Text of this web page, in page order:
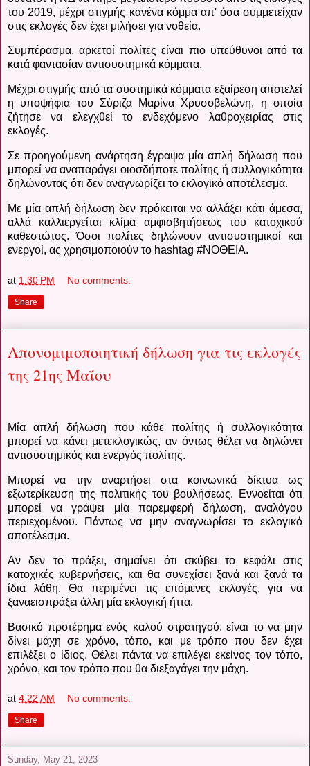
του 2019, μέχρι στιγμής κανένα κόμμα απ' όσα συμμετείχαν
στις εκλογές δεν έχει μιλήσει για νοθεία.
Συμπέρασμα, αρκετοί πολίτες είναι πιο υπεύθυνοι από τα
κατά φαντασίαν αντισυστημικά κόμματα.
Μέχρι στιγμής από τα συστημικά κόμματα εξαίρεση αποτελεί
η υποψήφια του Σύριζα Μαρίνα Χρυσοβελώνη, η οποία
ζήτησε να ελεγχθεί το ενδεχόμενο λαθροχειρίας στις
εκλογές.
Σε προηγούμενη ανάρτηση έγραψα μία απλή δήλωση που
μπορεί να αναπαράγει οιοσδήποτε πολίτης ή συλλογικότητα
δηλώνοντας ότι δεν αναγνωρίζει το εκλογικό αποτέλεσμα.
Με μία απλή δήλωση δεν πρόκειται να αλλάξει κάτι άμεσα,
αλλά καλλιεργείται κλίμα αμφισβητήσεως του κατοχικού
καθεστώτος. Όσοι πολίτες δηλώνουν αντισυστημικοί και
ενεργοί, ας χρησιμοποιούν το hashtag #ΝΟΘΕΙΑ.
at 1:30 PM No comments:
Share
Απονομιμοποιητική δήλωση για τις εκλογές
της 21ης Μαΐου
Μία απλή δήλωση που κάθε πολίτης ή συλλογικότητα
μπορεί να κάνει μετεκλογικώς, αν όντως θέλει να δηλώνει
αντισυστημικός και ενεργός πολίτης.
Μπορεί να την αναρτήσει στα κοινωνικά δίκτυα ως
εξωτερίκευση της πολιτικής του βουλήσεως. Εννοείται ότι
μπορεί να γράψει μία παρεμφερή δήλωση, αναλόγου
περιεχομένου. Πάντως να μην αναγνωρίσει το εκλογικό
αποτέλεσμα.
Αν δεν το πράξει, σημαίνει ότι σκύβει το κεφάλι στις
κατοχικές κυβερνήσεις, και θα συνεχίσει ξανά και ξανά τα
ίδια λάθη. Θα περιμένει τις επόμενες εκλογές, για να
ξαναεισπράξει άλλη μία εκλογική ήττα.
Βασικό προτέρημα ενός καλού στρατηγού, είναι το να μην
δίνει μάχη σε χρόνο, τόπο, και με τρόπο που δεν έχει
επιλέξει ο ίδιος. Θέλει πάντα να επιλέγει εκείνος τον τόπο,
χρόνο, και τον τρόπο που θα διεξαγάγει την μάχη.
at 4:22 AM No comments:
Share
Sunday, May 21, 2023